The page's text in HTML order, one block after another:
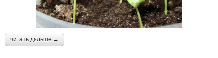
читать дальше →